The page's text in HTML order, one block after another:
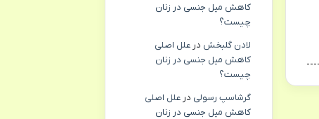
کاهش میل جنسی در زنان
چیست؟
لادن گلبخش در علل اصلی
کاهش میل جنسی در زنان
چیست؟
گرشاسپ رسولی در علل اصلی
کاهش میل جنسی در زنان